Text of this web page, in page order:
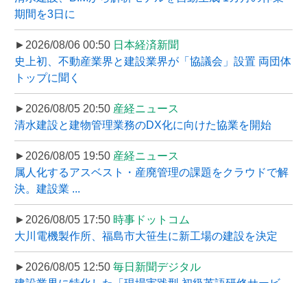
期間を3日に
►2026/08/06 00:50 日本経済新聞
史上初、不動産業界と建設業界が「協議会」設置 両団体
トップに聞く
►2026/08/05 20:50 産経ニュース
清水建設と建物管理業務のDX化に向けた協業を開始
►2026/08/05 19:50 産経ニュース
属人化するアスベスト・産廃管理の課題をクラウドで解
決。建設業 ...
►2026/08/05 17:50 時事ドットコム
大川電機製作所、福島市大笹生に新工場の建設を決定
►2026/08/05 12:50 毎日新聞デジタル